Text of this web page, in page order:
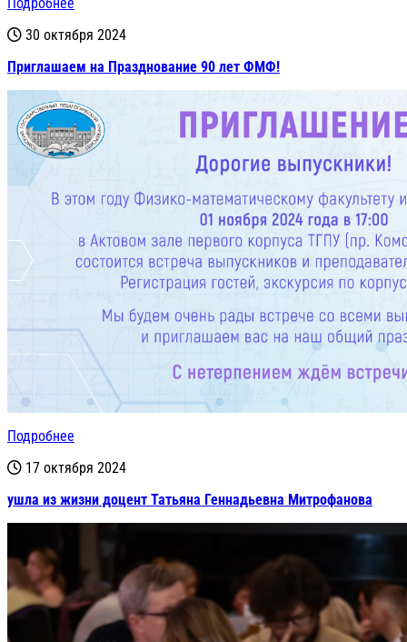
30 октября 2024
Приглашаем на Празднование 90 лет ФМФ!
Подробнее
17 октября 2024
ушла из жизни доцент Татьяна Геннадьевна Митрофанова